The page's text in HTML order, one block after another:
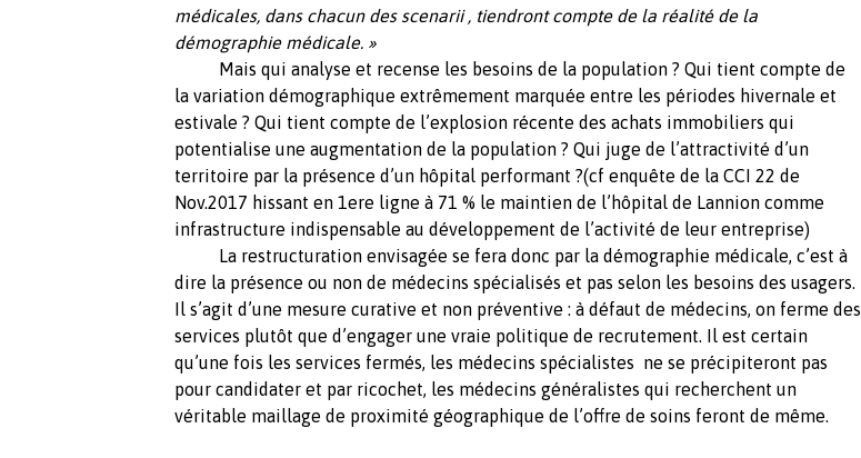
médicales, dans chacun des scenarii , tiendront compte de la réalité de la
démographie médicale. »
Mais qui analyse et recense les besoins de la population ? Qui tient compte de
la variation démographique extrêmement marquée entre les périodes hivernale et
estivale ? Qui tient compte de l’explosion récente des achats immobiliers qui
potentialise une augmentation de la population ? Qui juge de l’attractivité d’un
territoire par la présence d’un hôpital performant ?(cf enquête de la CCI 22 de
Nov.2017 hissant en 1ere ligne à 71 % le maintien de l’hôpital de Lannion comme
infrastructure indispensable au développement de l’activité de leur entreprise)
La restructuration envisagée se fera donc par la démographie médicale, c’est à
dire la présence ou non de médecins spécialisés et pas selon les besoins des usagers.
Il s’agit d’une mesure curative et non préventive : à défaut de médecins, on ferme des
services plutôt que d’engager une vraie politique de recrutement. Il est certain
qu’une fois les services fermés, les médecins spécialistes ne se précipiteront pas
pour candidater et par ricochet, les médecins généralistes qui recherchent un
véritable maillage de proximité géographique de l’offre de soins feront de même.